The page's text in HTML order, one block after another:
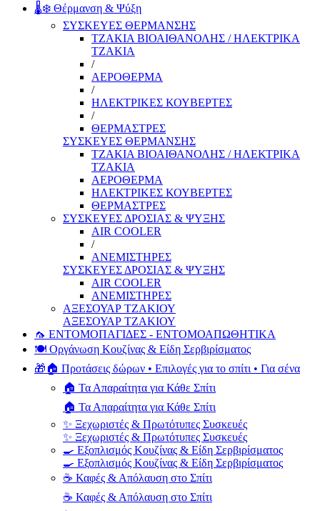
🌡️❄️ Θέρμανση & Ψύξη
ΣΥΣΚΕΥΕΣ ΘΕΡΜΑΝΣΗΣ
ΤΖΑΚΙΑ ΒΙΟΑΙΘΑΝΟΛΗΣ / ΗΛΕΚΤΡΙΚΑ
ΤΖΑΚΙΑ
/
ΑΕΡΟΘΕΡΜΑ
/
ΗΛΕΚΤΡΙΚΕΣ ΚΟΥΒΕΡΤΕΣ
/
ΘΕΡΜΑΣΤΡΕΣ
ΣΥΣΚΕΥΕΣ ΘΕΡΜΑΝΣΗΣ
ΤΖΑΚΙΑ ΒΙΟΑΙΘΑΝΟΛΗΣ / ΗΛΕΚΤΡΙΚΑ
ΤΖΑΚΙΑ
ΑΕΡΟΘΕΡΜΑ
ΗΛΕΚΤΡΙΚΕΣ ΚΟΥΒΕΡΤΕΣ
ΘΕΡΜΑΣΤΡΕΣ
ΣΥΣΚΕΥΕΣ ΔΡΟΣΙΑΣ & ΨΥΞΗΣ
AIR COOLER
/
ΑΝΕΜΙΣΤΗΡΕΣ
ΣΥΣΚΕΥΕΣ ΔΡΟΣΙΑΣ & ΨΥΞΗΣ
AIR COOLER
ΑΝΕΜΙΣΤΗΡΕΣ
ΑΞΕΣΟΥΑΡ ΤΖΑΚΙΟΥ
ΑΞΕΣΟΥΑΡ ΤΖΑΚΙΟΥ
🦟 ΕΝΤΟΜΟΠΑΓΙΔΕΣ - ΕΝΤΟΜΟΑΠΩΘΗΤΙΚΑ
🍽️ Οργάνωση Κουζίνας & Είδη Σερβιρίσματος
🎁🏠 Προτάσεις δώρων • Επιλογές για το σπίτι • Για σένα
🏠 Τα Απαραίτητα για Κάθε Σπίτι
🏠 Τα Απαραίτητα για Κάθε Σπίτι
✨ Ξεχωριστές & Πρωτότυπες Συσκευές
✨ Ξεχωριστές & Πρωτότυπες Συσκευές
🍳 Εξοπλισμός Κουζίνας & Είδη Σερβιρίσματος
🍳 Εξοπλισμός Κουζίνας & Είδη Σερβιρίσματος
☕ Καφές & Απόλαυση στο Σπίτι
☕ Καφές & Απόλαυση στο Σπίτι